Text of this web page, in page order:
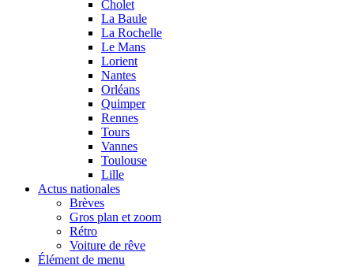
Cholet
La Baule
La Rochelle
Le Mans
Lorient
Nantes
Orléans
Quimper
Rennes
Tours
Vannes
Toulouse
Lille
Actus nationales
Brèves
Gros plan et zoom
Rétro
Voiture de rêve
Élément de menu